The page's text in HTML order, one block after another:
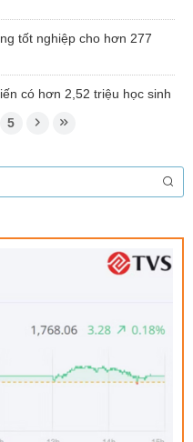
tốt nghiệp cho hơn 277
có hơn 2,52 triệu học sinh
5